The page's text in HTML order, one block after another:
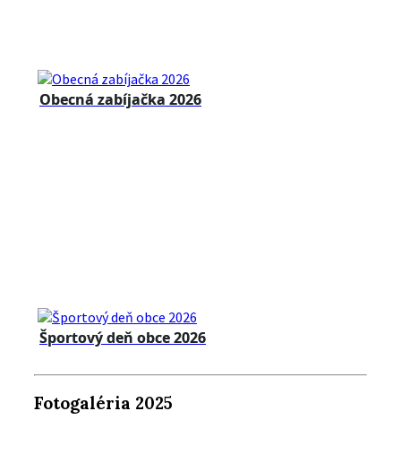
Obecná zabíjačka 2026
Športový deň obce 2026
Fotogaléria 2025